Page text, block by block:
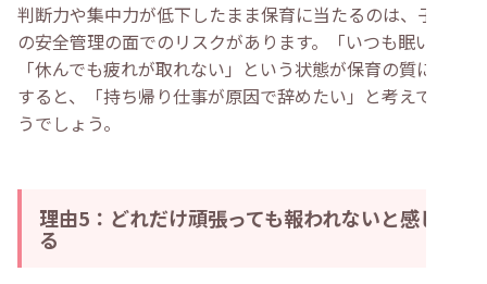
判断力や集中力が低下したまま保育に当たるのは、子ども
の安全管理の面でのリスクがあります。「いつも眠い」
「休んでも疲れが取れない」という状態が保育の質に影響
すると、「持ち帰り仕事が原因で辞めたい」と考えてしま
うでしょう。
理由5：どれだけ頑張っても報われないと感じ
る